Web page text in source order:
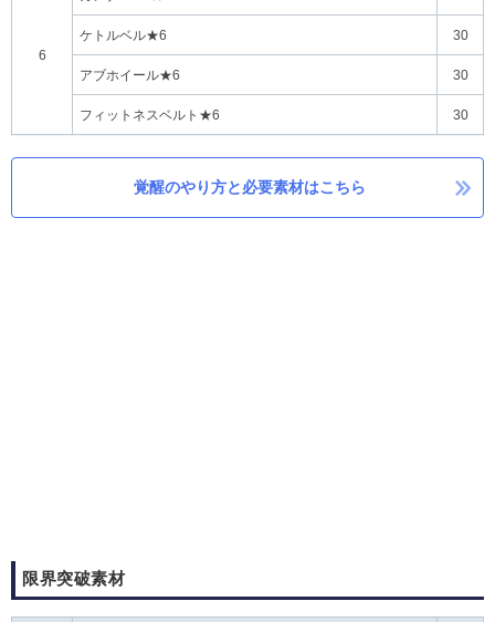
6
ケトルベル★6 30
アブホイール★6 30
フィットネスベルト★6 30
覚醒のやり方と必要素材はこちら
限界突破素材